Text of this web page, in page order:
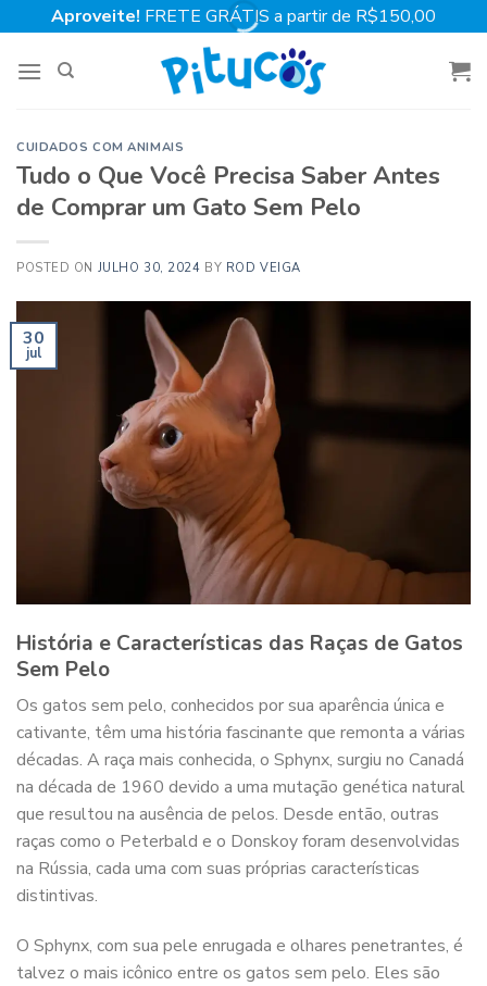
to
content
Aproveite! FRETE GRÁTIS a partir de R$150,00
CUIDADOS COM ANIMAIS
Tudo o Que Você Precisa Saber Antes
de Comprar um Gato Sem Pelo
POSTED ON JULHO 30, 2024 BY ROD VEIGA
30
jul
História e Características das Raças de Gatos
Sem Pelo
Os gatos sem pelo, conhecidos por sua aparência única e
cativante, têm uma história fascinante que remonta a várias
décadas. A raça mais conhecida, o Sphynx, surgiu no Canadá
na década de 1960 devido a uma mutação genética natural
que resultou na ausência de pelos. Desde então, outras
raças como o Peterbald e o Donskoy foram desenvolvidas
na Rússia, cada uma com suas próprias características
distintivas.
O Sphynx, com sua pele enrugada e olhares penetrantes, é
talvez o mais icônico entre os gatos sem pelo. Eles são